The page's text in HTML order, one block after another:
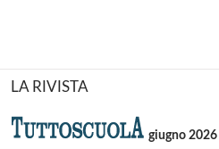
LA RIVISTA
giugno 2026